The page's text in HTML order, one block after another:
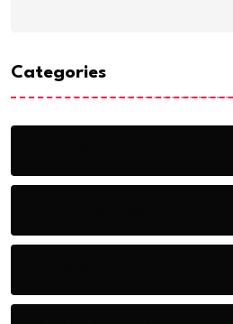
Categories